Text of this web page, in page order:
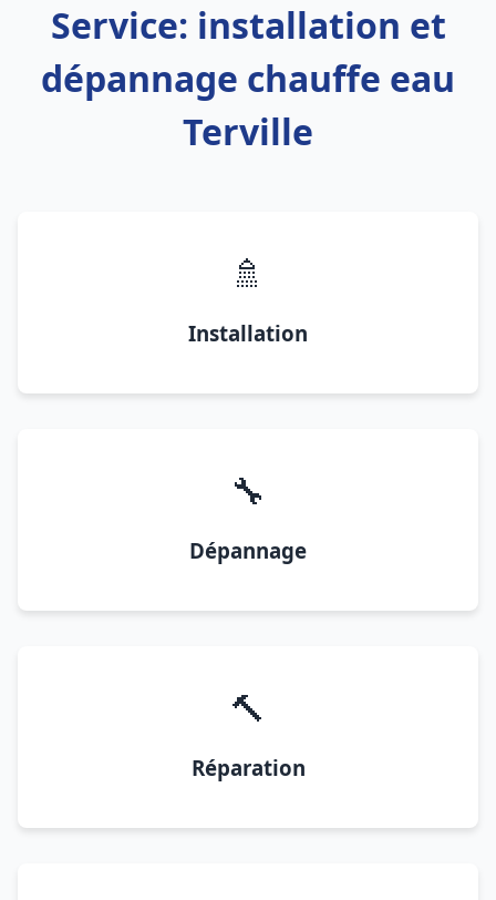
Service: installation et
dépannage chauffe eau
Terville
🚿
Installation
🔧
Dépannage
🔨
Réparation